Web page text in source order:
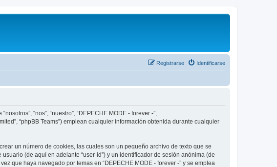
Identificarse
Registrarse
“nos”, “nuestro”, “DEPECHE MODE - forever -”,
“phpBB Teams”) emplean cualquier información obtenida durante cualquier
un número de cookies, las cuales son un pequeño archivo de texto que se
(de aquí en adelante “user-id”) y un identificador de sesión anónima (de
que haya navegado por temas en “DEPECHE MODE - forever -” y se emplea